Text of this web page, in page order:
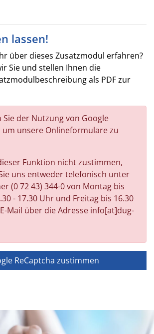
lassen!
über dieses Zusatzmodul erfahren?
Sie und stellen Ihnen die
als PDF zur
der Nutzung von Google
um unsere Onlineformulare zu
Funktion nicht zustimmen,
uns entweder telefonisch unter
(0 72 43) 344-0 von Montag bis
- 17.30 Uhr und Freitag bis 16.30
Mail über die Adresse info[at]dug-